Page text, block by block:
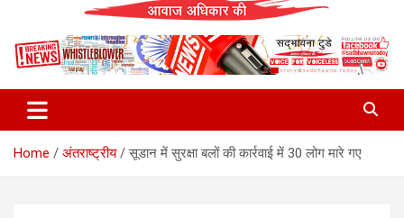
Sadbhawna Today
Home अंतराष्ट्रीय सूडान में सुरक्षा बलों की कार्रवाई में 30 लोग मारे गए